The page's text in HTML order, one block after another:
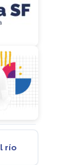
río